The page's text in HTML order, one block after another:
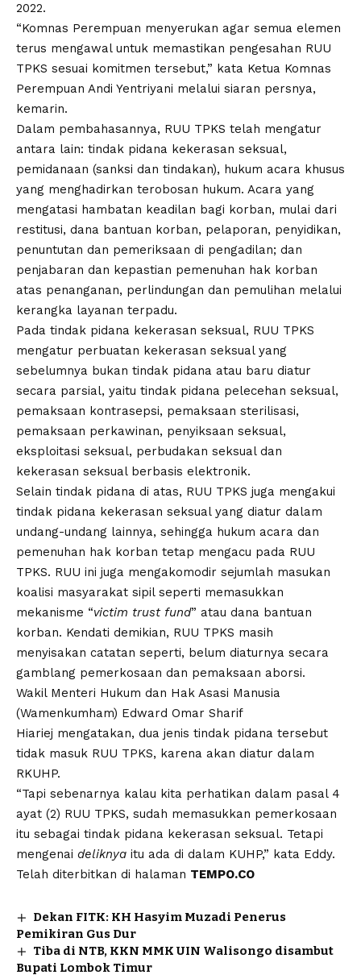
2022.
“Komnas Perempuan menyerukan agar semua elemen
terus mengawal untuk memastikan pengesahan RUU
TPKS sesuai komitmen tersebut,” kata Ketua Komnas
Perempuan Andi Yentriyani melalui siaran persnya,
kemarin.
Dalam pembahasannya, RUU TPKS telah mengatur
antara lain: tindak pidana kekerasan seksual,
pemidanaan (sanksi dan tindakan), hukum acara khusus
yang menghadirkan terobosan hukum. Acara yang
mengatasi hambatan keadilan bagi korban, mulai dari
restitusi, dana bantuan korban, pelaporan, penyidikan,
penuntutan dan pemeriksaan di pengadilan; dan
penjabaran dan kepastian pemenuhan hak korban
atas penanganan, perlindungan dan pemulihan melalui
kerangka layanan terpadu.
Pada tindak pidana kekerasan seksual, RUU TPKS
mengatur perbuatan kekerasan seksual yang
sebelumnya bukan tindak pidana atau baru diatur
secara parsial, yaitu tindak pidana pelecehan seksual,
pemaksaan kontrasepsi, pemaksaan sterilisasi,
pemaksaan perkawinan, penyiksaan seksual,
eksploitasi seksual, perbudakan seksual dan
kekerasan seksual berbasis elektronik.
Selain tindak pidana di atas, RUU TPKS juga mengakui
tindak pidana kekerasan seksual yang diatur dalam
undang-undang lainnya, sehingga hukum acara dan
pemenuhan hak korban tetap mengacu pada RUU
TPKS. RUU ini juga mengakomodir sejumlah masukan
koalisi masyarakat sipil seperti memasukkan
mekanisme “victim trust fund” atau dana bantuan
korban. Kendati demikian, RUU TPKS masih
menyisakan catatan seperti, belum diaturnya secara
gamblang pemerkosaan dan pemaksaan aborsi.
Wakil Menteri Hukum dan Hak Asasi Manusia
(Wamenkumham) Edward Omar Sharif
Hiariej mengatakan, dua jenis tindak pidana tersebut
tidak masuk RUU TPKS, karena akan diatur dalam
RKUHP.
“Tapi sebenarnya kalau kita perhatikan dalam pasal 4
ayat (2) RUU TPKS, sudah memasukkan pemerkosaan
itu sebagai tindak pidana kekerasan seksual. Tetapi
mengenai deliknya itu ada di dalam KUHP,” kata Eddy.
Telah diterbitkan di halaman TEMPO.CO
Dekan FITK: KH Hasyim Muzadi Penerus
Pemikiran Gus Dur
Tiba di NTB, KKN MMK UIN Walisongo disambut
Bupati Lombok Timur